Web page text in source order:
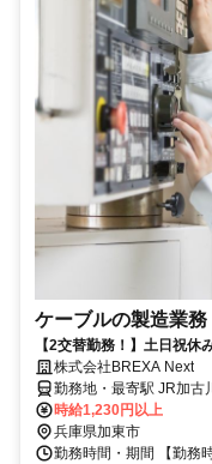
ケーブルの製造業務
【2交替勤務！】土日祝休
株式会社BREXA Next
勤務地・最寄駅 JR加
自動車道滝野社ICから
時給1,230円以上
兵庫県加東市
勤務時間・期間 【勤務